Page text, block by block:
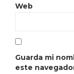
Web
Guarda mi
este